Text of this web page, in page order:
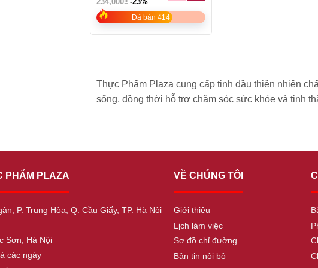
of
5
Đã bán 414
Thực Phẩm Plaza cung cấp tinh dầu thiên nhiên
sống, đồng thời hỗ trợ chăm sóc sức khỏe và tinh
PHẨM PLAZA
P. Trung Hòa, Q. Cầu Giấy, TP. Hà Nội
Sơn, Hà Nội
các ngày
VỀ CHÚNG TÔI
Giới thiệu
Lịch làm việc
Sơ đồ chỉ đường
Bản tin nội bộ